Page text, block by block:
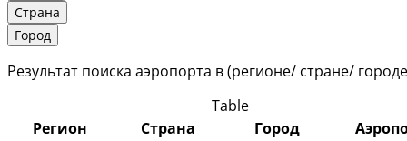
Страна
Город
Результат поиска аэропорта в (регионе/ стране/
Table
Регион
Страна Город